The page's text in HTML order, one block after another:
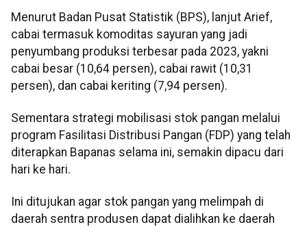
Menurut Badan Pusat Statistik (BPS), lanjut Arief,
cabai termasuk komoditas sayuran yang jadi
penyumbang produksi terbesar pada 2023, yakni
cabai besar (10,64 persen), cabai rawit (10,31
persen), dan cabai keriting (7,94 persen).
Sementara strategi mobilisasi stok pangan melalui
program Fasilitasi Distribusi Pangan (FDP) yang telah
diterapkan Bapanas selama ini, semakin dipacu dari
hari ke hari.
Ini ditujukan agar stok pangan yang melimpah di
daerah sentra produsen dapat dialihkan ke daerah